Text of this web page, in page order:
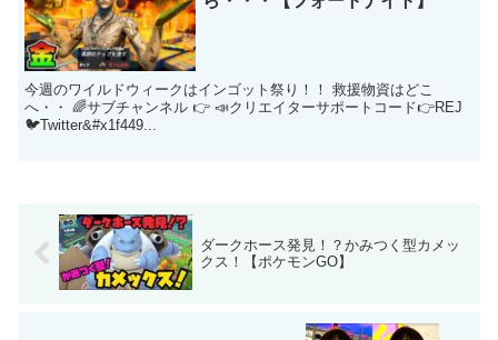
今週のワイルドウィークはインゴット祭り！！ 救援物資はどこ
へ・・ 🌈サブチャンネル 👉 📣クリエイターサポートコード👉REJ
🐦Twitter&#x1f449...
ダークホース発見！？かみつく型カメッ
クス！【ポケモンGO】